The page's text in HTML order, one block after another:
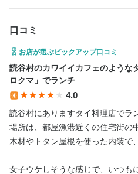
口コミ
お店が選ぶピックアップ口コミ
読谷村のカワイイカフェのような
ロクマ」でランチ
4.0
読谷村にありますタイ料理店でラ
場所は、都屋漁港近くの住宅街の中
木材やトタン屋根を使った内装で
女子ウケしそうな感じで、いつも
・好奇心を持って仕事に取り組める
・誠実に仕事に取り組める方
・チームで仕事することに意欲的な
・独立志向のある方
お店の採用担当者からの
コミュニケーション能力 飲食店での調理経
求める人物像
・美味しい料理で人を喜ばせたい方
・好奇心を持って仕事に取り組める
・誠実に仕事に取り組める方
・チームで仕事することに意欲的な
・独立志向のある方